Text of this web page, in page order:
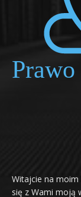
Witajcie na
się z Wami moją